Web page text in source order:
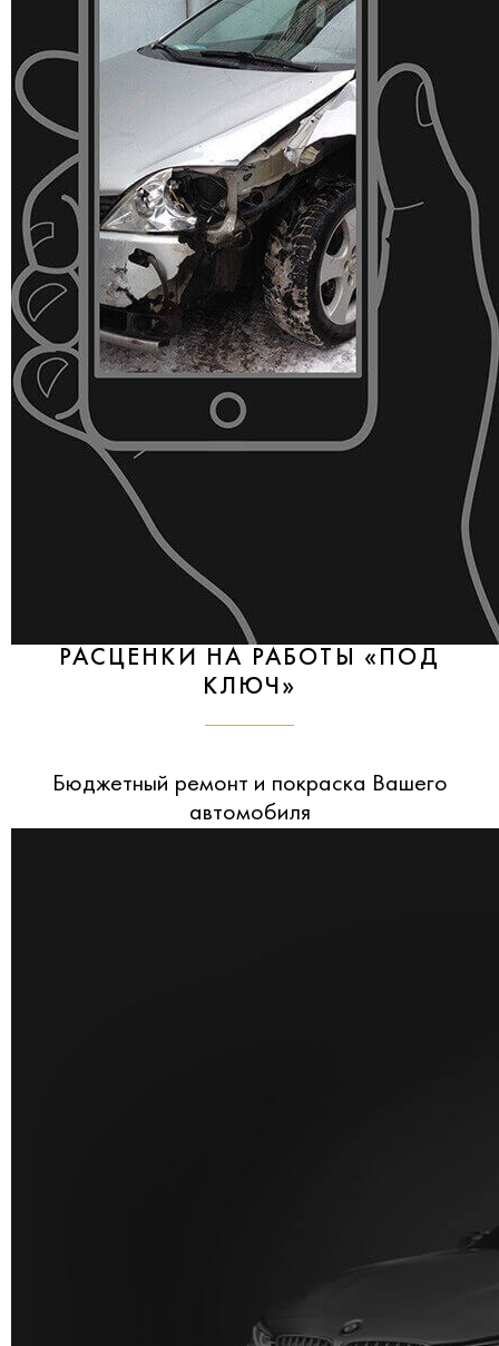
РАСЦЕНКИ НА РАБОТЫ «ПОД
КЛЮЧ»
Бюджетный ремонт и покраска Вашего
автомобиля